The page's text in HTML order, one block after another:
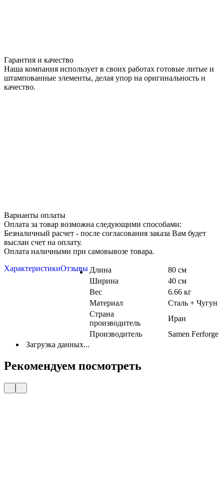
Гарантия и качество
Наша компания использует в своих работах готовые литые и
штампованные элементы, делая упор на оригинальность и
качество.
Варианты оплаты
Оплата за товар возможна следующими способами:
Безналичный расчет - после согласования заказа Вам будет
выслан счет на оплату.
Оплата наличными при самовывозе товара.
ХарактеристикиОтзывы Длина
80 см
Ширина
40 см
Вес
6.66 кг
Материал
Сталь + Чугун
Страна
производитель
Иран
Производитель
Samen Ferforge
Загрузка данных...
Рекомендуем посмотреть